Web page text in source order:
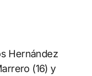
Hernández
(16) y